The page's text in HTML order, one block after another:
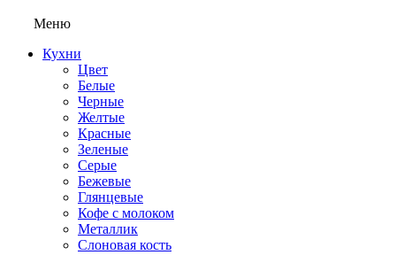
Меню
Кухни
Цвет
Белые
Черные
Желтые
Красные
Зеленые
Серые
Бежевые
Глянцевые
Кофе с молоком
Металлик
Слоновая кость